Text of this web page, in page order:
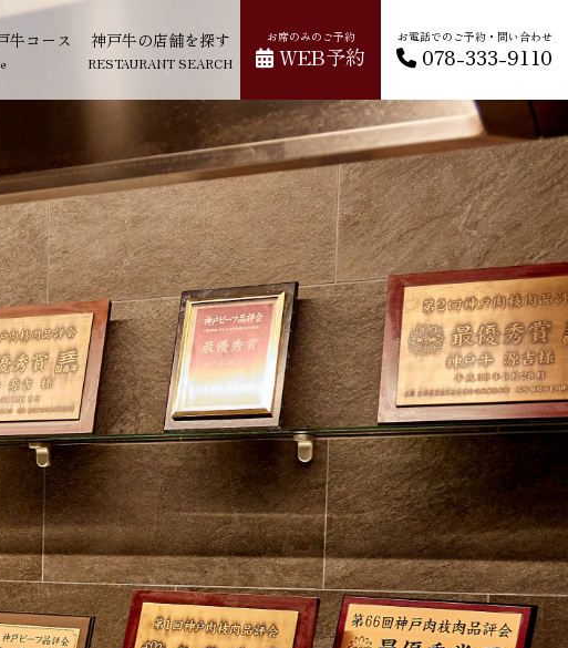
牛コース 神戸牛の店舗を探す
RESTAURANT SEARCH
お席のみのご予約
WEB予約
お電話でのご予約・問い合わせ
078-333-9110